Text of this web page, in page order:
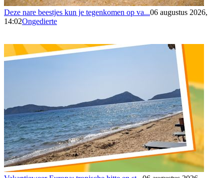
Deze nare beestjes kun je tegenkomen op va...06 augustus 2026,
14:02Ongedierte